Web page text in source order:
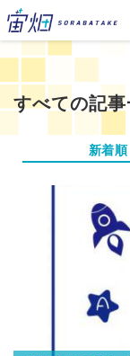
すべての記事
新着順